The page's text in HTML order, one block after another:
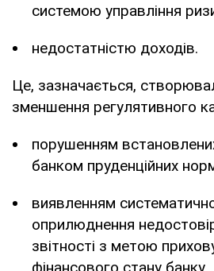
системою управління
недостатністю доходів.
Це, зазначається,
зменшення регулятивного
порушенням
банком пруденційних
виявленням
оприлюднення
звітності з метою
фінансового стану банку.